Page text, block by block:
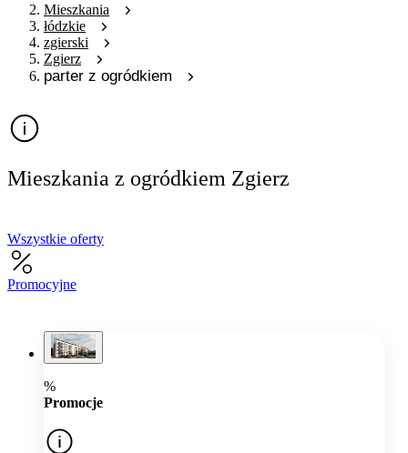
Mieszkania
łódzkie
zgierski
Zgierz
parter z ogródkiem
Mieszkania z ogródkiem Zgierz
Wszystkie oferty
Promocyjne
%
Promocje